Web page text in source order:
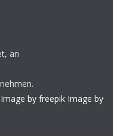
an
Image by freepik Image by